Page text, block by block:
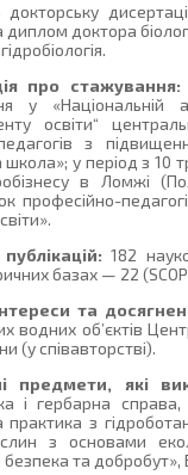
докторську
диплом доктора
про стажування:
у «Національній
освіти“
з
школа»; у період з
в Ломжі
професійно-
публікацій: 182
базах — 22
та
водних об’єктів
(у співавторстві).
предмети, які
і гербарна справа,
практика з
з основами
безпека та